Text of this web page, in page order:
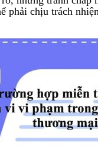
phải chịu trách